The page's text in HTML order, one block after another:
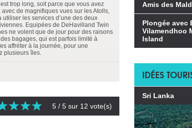
trop long, soit parce que vous avez
avec de magnifiques vues sur les Atolls,
les services d’une des deux
Equipées de DeHavilland Twin
ne volent que de jour pour des raisons
bagages, qui est parfois limité à
affréter à la journée, pour une
plusieurs îles.
5 / 5 sur 12 vote(s)
Amis des
Plongée avec
Vilamendhoo
Island
IDÉES
Sri Lanka